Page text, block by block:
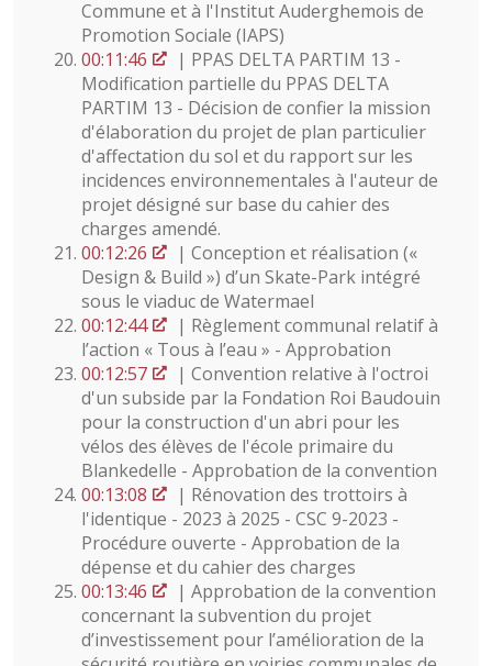
Commune et à l'Institut Auderghemois de
Promotion Sociale (IAPS)
00:11:46
| PPAS DELTA PARTIM 13 -
Modification partielle du PPAS DELTA
PARTIM 13 - Décision de confier la mission
d'élaboration du projet de plan particulier
d'affectation du sol et du rapport sur les
incidences environnementales à l'auteur de
projet désigné sur base du cahier des
charges amendé.
00:12:26
| Conception et réalisation («
Design & Build ») d’un Skate-Park intégré
sous le viaduc de Watermael
00:12:44
| Règlement communal relatif à
l’action « Tous à l’eau » - Approbation
00:12:57
| Convention relative à l'octroi
d'un subside par la Fondation Roi Baudouin
pour la construction d'un abri pour les
vélos des élèves de l'école primaire du
Blankedelle - Approbation de la convention
00:13:08
| Rénovation des trottoirs à
l'identique - 2023 à 2025 - CSC 9-2023 -
Procédure ouverte - Approbation de la
dépense et du cahier des charges
00:13:46
| Approbation de la convention
concernant la subvention du projet
d’investissement pour l’amélioration de la